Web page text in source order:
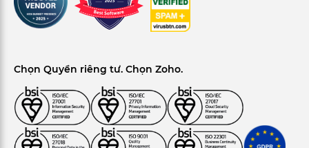
Chọn Quyền riêng tư. Chọn Zoho.